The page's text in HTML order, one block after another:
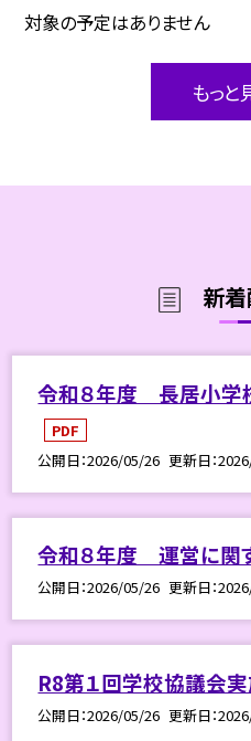
対象の予定はありません
もっと
新
令和８年度 長居小学
PDF
公開日 2026/05/26 更新日
令和８年度 運営に関す
公開日 2026/05/26 更新日
R8第１回学校協議会
公開日 2026/05/26 更新日